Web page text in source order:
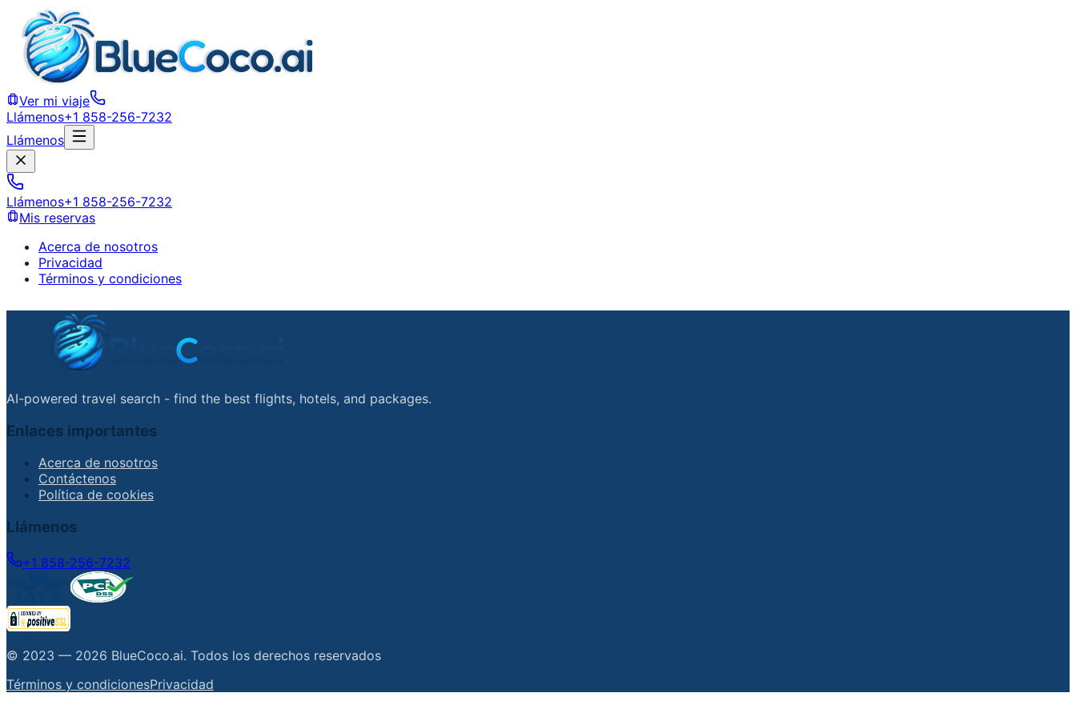
Ver mi viaje
Llámenos+1 858-256-7232
Llámenos
Llámenos+1 858-256-7232
Mis reservas
Acerca de nosotros
Privacidad
Términos y condiciones
AI-powered travel search - find the best flights, hotels, and packages.
Enlaces importantes
Acerca de nosotros
Contáctenos
Política de cookies
Llámenos
+1 858-256-7232
© 2023 — 2026 BlueCoco.ai. Todos los derechos reservados
Términos y condicionesPrivacidad